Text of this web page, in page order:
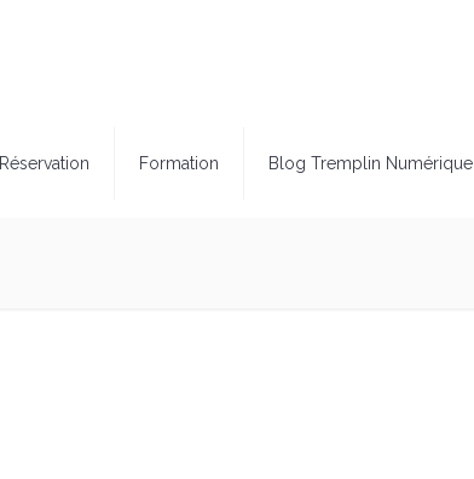
Réservation Formation Blog Tremplin Numérique